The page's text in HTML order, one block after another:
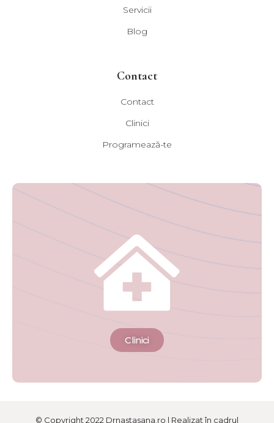
Servicii
Blog
Contact
Contact
Clinici
Programează-te
Clinici
© Copyright 2022 Drnastasana.ro | Realizat în cadrul